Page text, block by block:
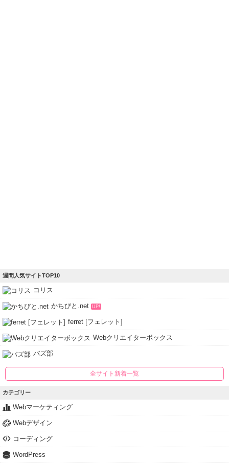
週間人気サイトTOP10
コリス
かちびと.net UP!
ferret [フェレット]
Webクリエイターボックス
バズ部
全サイト新着一覧
カテゴリー
Webマーケティング
Webデザイン
コーディング
WordPress